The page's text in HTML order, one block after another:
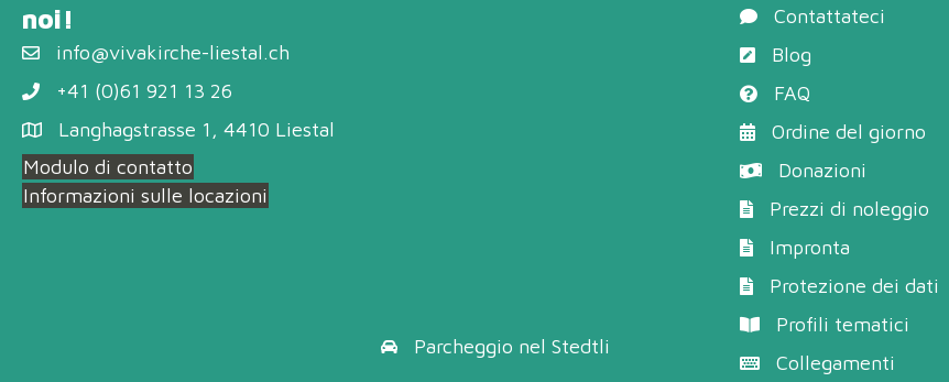
noi!
info@vivakirche-liestal.ch
+41 (0)61 921 13 26
Langhagstrasse 1, 4410 Liestal
Modulo di contatto
Informazioni sulle locazioni
Parcheggio nel Stedtli
Contattateci
Blog
FAQ
Ordine del giorno
Donazioni
Prezzi di noleggio
Impronta
Protezione dei dati
Profili tematici
Collegamenti